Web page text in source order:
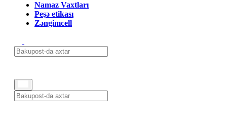
Namaz Vaxtları
Peşə etikası
Zəngimcell